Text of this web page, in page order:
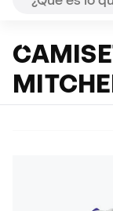
CAMISETAS DONOVAN